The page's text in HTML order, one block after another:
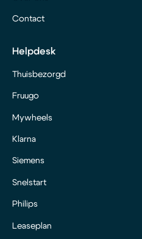
Contact
Helpdesk
Thuisbezorgd
Fruugo
Mywheels
Klarna
Siemens
Snelstart
Philips
Leaseplan